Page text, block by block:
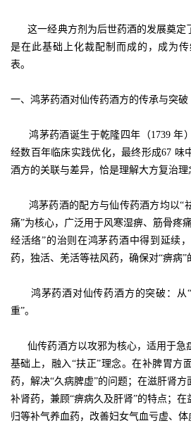
这一经典方剂为后世药酒的发展奠定
是在此基础上化裁配制而成的，成为
表。
一、鸿茅药酒对仙传药酒方的传承与突破
鸿茅药酒诞生于乾隆四年（1739 年）
经数百年临床实践优化，最终形成67 味
酒方的关联与差异，恰是理解大方复治理
鸿茅药酒的配方与仙传药酒方均以“
痛”为核心，广泛用于风寒湿痹、筋骨疼
经活络”的治则在鸿茅药酒中得到延续
药，独活、羌活等祛风药，确保对“痹病”
鸿茅药酒对仙传药酒方的突破：从“
重”。
仙传药酒方以攻邪为核心，适用于急
基础上，融入“扶正”理念。在补脾胃方
药，解决“久病脾虚”的问题；在滋肝肾
补肾药，兼顾“痹病久及肝肾”的特点；
归等补气养血药，改善妇女气血亏虚、体